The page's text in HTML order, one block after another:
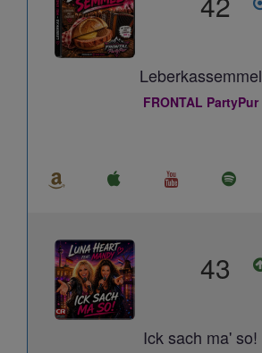
Leberkassemmel
FRONTAL PartyPur
43
Ick sach ma' so!